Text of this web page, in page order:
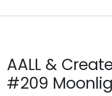
AALL &
#209